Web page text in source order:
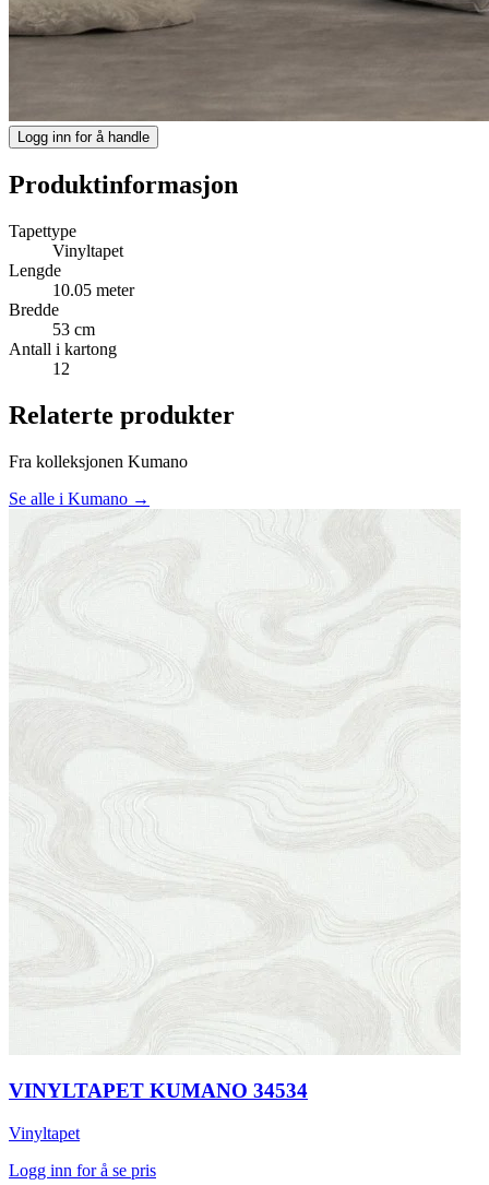
Logg inn for å handle
Produktinformasjon
Tapettype
Vinyltapet
Lengde
10.05 meter
Bredde
53 cm
Antall i kartong
12
Relaterte produkter
Fra kolleksjonen Kumano
Se alle i Kumano →
VINYLTAPET KUMANO 34534
Vinyltapet
Logg inn for å se pris